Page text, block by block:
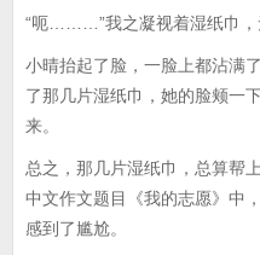
“呃………”我之凝视着湿纸巾，
小晴抬起了脸，一脸上都沾满
了那几片湿纸巾，她的脸颊一
来。
总之，那几片湿纸巾，总算帮
中文作文题目《我的志愿》中
感到了尴尬。